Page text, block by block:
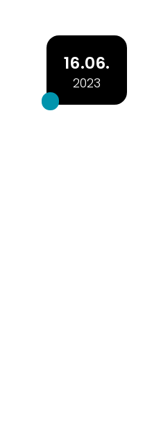
16.06.
2023